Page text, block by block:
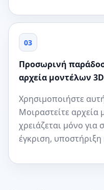
03
Προσωρινή
αρχεία μοντέλων
Χρησιμοποιήστε
Μοιραστείτε
χρειάζεται μόνο
έγκριση,